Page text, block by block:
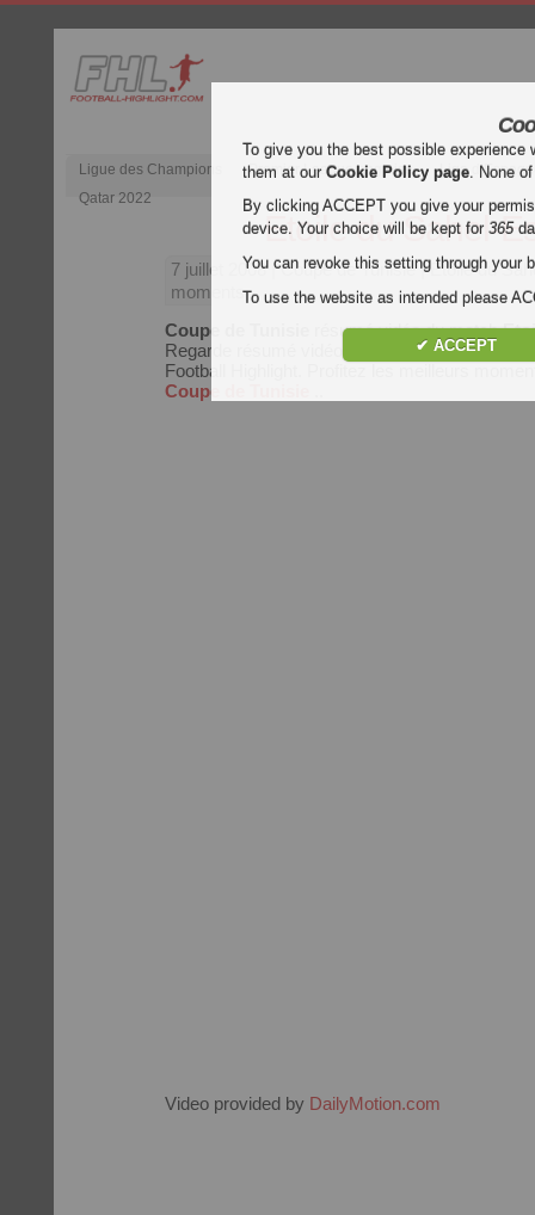
Ligue des Champions Premier League anglaise
Liga
Qatar 2022
Etoile du Sahel-
7 juillet 2008| Coupe de Tunisie | Etoile du
moments
Coupe de Tunisie
résumé vidéo du match
Regarde résumé vidéo de Etoile du Sahel-
Football Highlight. Profitez les meilleurs
Coupe de Tunisie
Video provided by DailyMotion.com
To give you the best possible
them at ourCookie Policy page. None
By clicking ACCEPT you give your
device. Your choice will be kept for365
You can revoke this setting through your
To use the website as intended please
✔ ACCEPT